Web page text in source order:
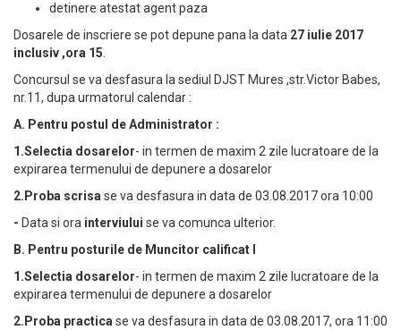
detinere atestat agent paza
Dosarele de inscriere se pot depune pana la data 27 iulie 2017
inclusiv ,ora 15
Concursul se va desfasura la sediul DJST Mures ,str.Victor Babes,
nr.11, dupa urmatorul calendar :
A. Pentru postul de Administrator :
1.Selectia dosarelor- in termen de maxim 2 zile lucratoare de la
expirarea termenului de depunere a dosarelor
2.Proba scrisa se va desfasura in data de 03.08.2017 ora 10:00
- Data si ora interviului se va comunca ulterior.
B. Pentru posturile de Muncitor calificat I
1.Selectia dosarelor- in termen de maxim 2 zile lucratoare de la
expirarea termenului de depunere a dosarelor
2.Proba practica se va desfasura in data de 03.08.2017, ora 11:00